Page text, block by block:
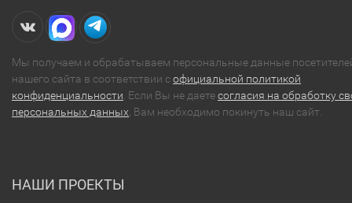
Мы получаем и обрабатываем персональные данные
нашего сайта в соответствии софициальной политикой
конфиденциальности . Если Вы не даетесогласия на обработку
персональных данных , Вам необходимо покинуть наш сайт.
НАШИ ПРОЕКТЫ